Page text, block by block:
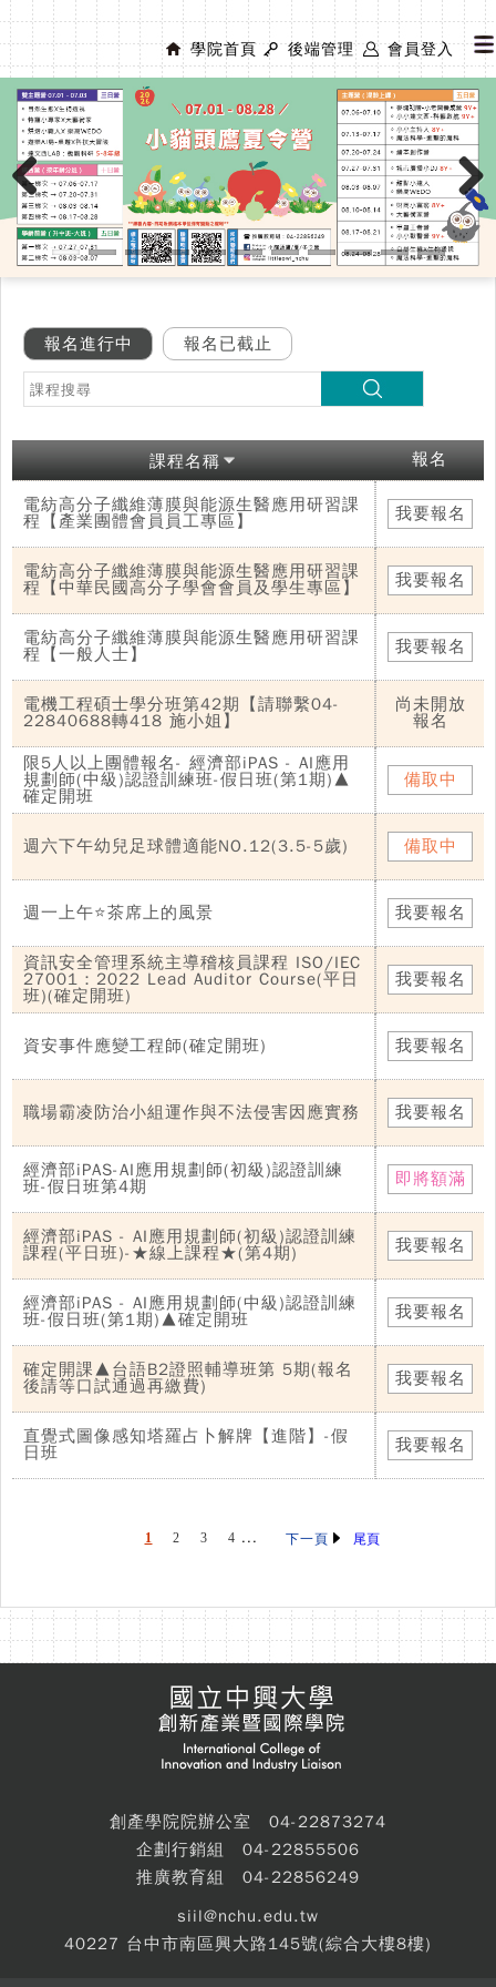
學院首頁 後端管理 會員登入
Previous Next
報名進行中 報名已截止
課程名稱 報名
電紡高分子纖維薄膜與能源生醫應用研習課
程【產業團體會員員工專區】
我要報名
電紡高分子纖維薄膜與能源生醫應用研習課
程【中華民國高分子學會會員及學生專區】
我要報名
電紡高分子纖維薄膜與能源生醫應用研習課
程【一般人士】
我要報名
電機工程碩士學分班第42期【請聯繫04-
22840688轉418 施小姐】
尚未開放
報名
限5人以上團體報名- 經濟部iPAS - AI應用
規劃師(中級)認證訓練班-假日班(第1期)▲
確定開班
備取中
週六下午幼兒足球體適能NO.12(3.5-5歲) 備取中
週一上午⭐茶席上的風景 我要報名
資訊安全管理系統主導稽核員課程 ISO/IEC
27001：2022 Lead Auditor Course(平日
班)(確定開班)
我要報名
資安事件應變工程師(確定開班) 我要報名
職場霸凌防治小組運作與不法侵害因應實務 我要報名
經濟部iPAS-AI應用規劃師(初級)認證訓練
班-假日班第4期
即將額滿
經濟部iPAS - AI應用規劃師(初級)認證訓練
課程(平日班)-★線上課程★(第4期)
我要報名
經濟部iPAS - AI應用規劃師(中級)認證訓練
班-假日班(第1期)▲確定開班
我要報名
確定開課▲台語B2證照輔導班第 5期(報名
後請等口試通過再繳費)
我要報名
直覺式圖像感知塔羅占卜解牌【進階】-假
日班
我要報名
1 2 3 4 ... 下一頁 尾頁
創產學院院辦公室 04-22873274
企劃行銷組 04-22855506
推廣教育組 04-22856249
siil@nchu.edu.tw
40227 台中市南區興大路145號(綜合大樓8樓)